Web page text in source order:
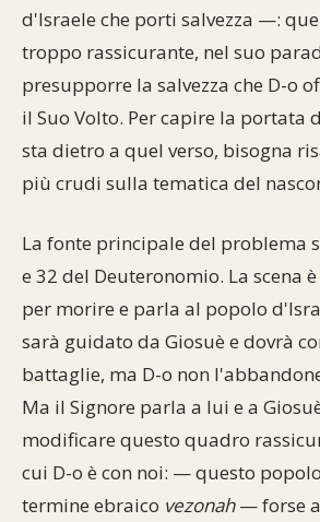
d'Israele che porti salvezza —:
troppo rassicurante, nel suo
presupporre la salvezza che D-o
il Suo Volto. Per capire la portata
sta dietro a quel verso, bisogna
più crudi sulla tematica del
La fonte principale del problema
e 32 del Deuteronomio. La scena
per morire e parla al popolo
sarà guidato da Giosuè e dovrà
battaglie, ma D-o non
Ma il Signore parla a lui e a
modificare questo quadro
cui D-o è con noi: — questo
termine ebraico vezonah— forse